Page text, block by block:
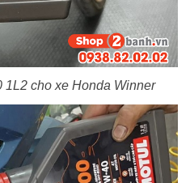
1L2 cho xe Honda Winner